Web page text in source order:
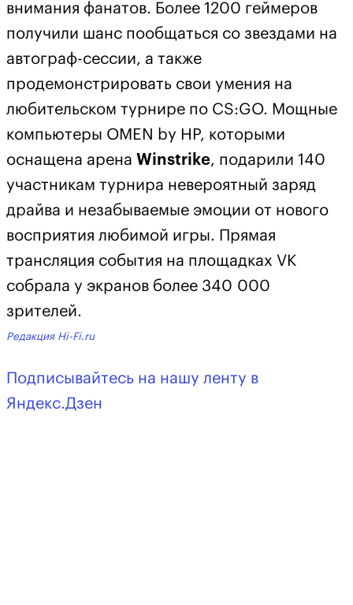
внимания фанатов. Более 1200 геймеров
получили шанс пообщаться со звездами на
автограф-сессии, а также
продемонстрировать свои умения на
любительском турнире по CS:GO. Мощные
компьютеры OMEN by HP, которыми
оснащена арена Winstrike, подарили 140
участникам турнира невероятный заряд
драйва и незабываемые эмоции от нового
восприятия любимой игры. Прямая
трансляция события на площадках VK
собрала у экранов более 340 000
зрителей.
Редакция Hi-Fi.ru
Подписывайтесь на нашу ленту в
Яндекс.Дзен